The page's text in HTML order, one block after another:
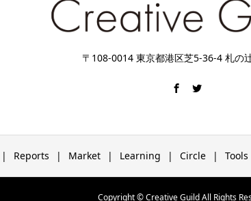
〒108-0014 東京都港区芝5-36-4 札の
Reports Market Learning Circle Tools
Copyright © Creative Guild All Rights